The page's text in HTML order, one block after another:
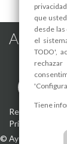
Alhama
Registro de
Privacidad
© Ayuntamiento
que
desde
el
TODO',
Tiene